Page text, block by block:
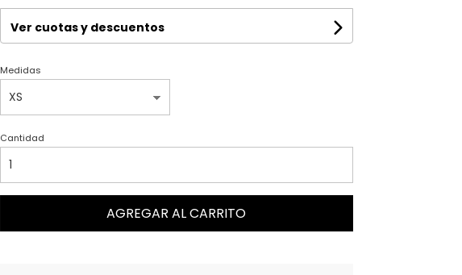
Ver cuotas y descuentos
Medidas
Cantidad
AGREGAR AL CARRITO